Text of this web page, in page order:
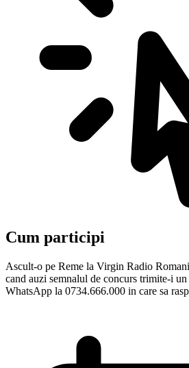
Cum participi
Ascult-o pe Reme la Virgin Radio
cand auzi semnalul de concurs trimite-i
WhatsApp la 0734.666.000 in care sa